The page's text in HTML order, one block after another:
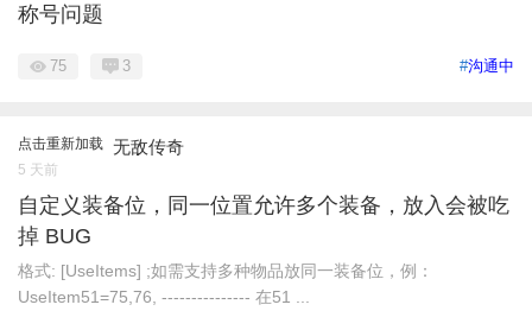
称号问题
#沟通中
75 3
点击重新加载 无敌传奇
5 天前
自定义装备位，同一位置允许多个装备，放入会被吃
掉 BUG
格式: [UseItems] ;如需支持多种物品放同一装备位，例：
UseItem51=75,76, --------------- 在51 ...